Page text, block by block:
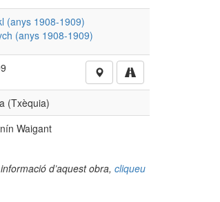
(anys 1908-1909)
(anys 1908-1909)
(Txèquia)
Waigant
d’aquest obra, cliqueu